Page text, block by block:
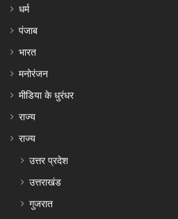
धर्म
पंजाब
भारत
मनोरंजन
मीडिया के धुरंधर
राज्य
राज्य
उत्तर प्रदेश
उत्तराखंड
गुजरात